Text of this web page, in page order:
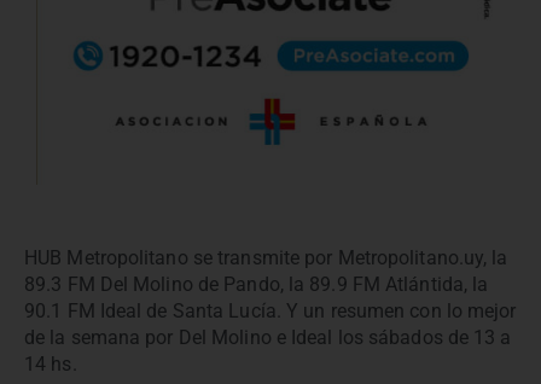
HUB Metropolitano se transmite por Metropolitano.uy, la
89.3 FM Del Molino de Pando, la 89.9 FM Atlántida, la
90.1 FM Ideal de Santa Lucía. Y un resumen con lo mejor
de la semana por Del Molino e Ideal los sábados de 13 a
14 hs.